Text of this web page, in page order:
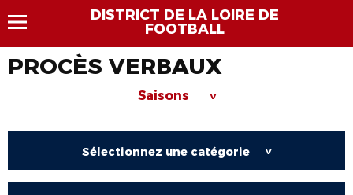
DISTRICT DE LA LOIRE DE
FOOTBALL
PROCÈS VERBAUX
Saisons >
Sélectionnez une catégorie >